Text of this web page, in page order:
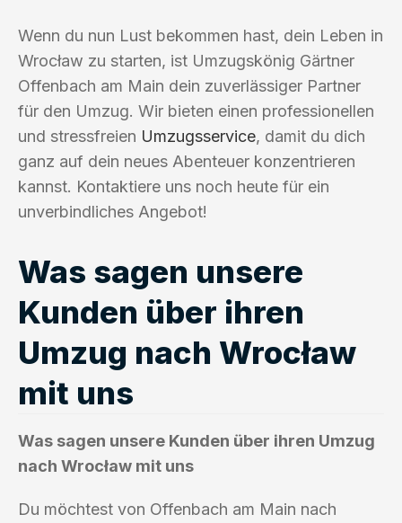
Wenn du nun Lust bekommen hast, dein Leben in
Wrocław zu starten, ist Umzugskönig Gärtner
Offenbach am Main dein zuverlässiger Partner
für den Umzug. Wir bieten einen professionellen
und stressfreien Umzugsservice, damit du dich
ganz auf dein neues Abenteuer konzentrieren
kannst. Kontaktiere uns noch heute für ein
unverbindliches Angebot!
Was sagen unsere
Kunden über ihren
Umzug nach Wrocław
mit uns
Was sagen unsere Kunden über ihren Umzug
nach Wrocław mit uns
Du möchtest von Offenbach am Main nach